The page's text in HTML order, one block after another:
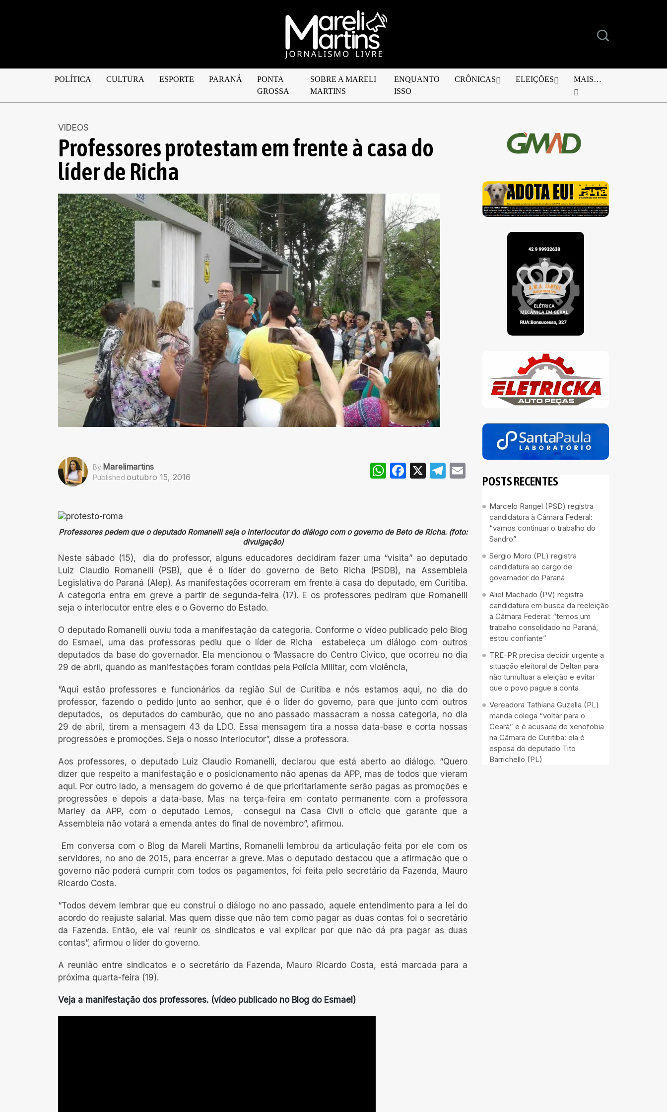
POLÍTICA CULTURA ESPORTE PARANÁ
PONTA
GROSSA
SOBRE A MARELI
MARTINS
ENQUANTO
ISSO
CRÔNICAS ELEIÇÕES MAIS…
VIDEOS
Professores protestam em frente à casa do
líder de Richa
By Marelimartins
Published outubro 15, 2016 WhatsApp
Facebook
X Telegram
Professores pedem que o deputado Romanelli seja o interlocutor do diálogo com o governo de Beto de Richa. (foto:
divulgação)
Neste sábado (15), dia do professor, alguns educadores decidiram fazer uma “visita” ao deputado
Luiz Claudio Romanelli (PSB), que é o líder do governo de Beto Richa (PSDB), na Assembleia
Legislativa do Paraná (Alep). As manifestações ocorreram em frente à casa do deputado, em Curitiba.
A categoria entra em greve a partir de segunda-feira (17). E os professores pediram que Romanelli
seja o interlocutor entre eles e o Governo do Estado.
O deputado Romanelli ouviu toda a manifestação da categoria. Conforme o vídeo publicado pelo Blog
do Esmael, uma das professoras pediu que o líder de Richa estabeleça um diálogo com outros
deputados da base do governador. Ela mencionou o ‘Massacre do Centro Cívico, que ocorreu no dia
29 de abril, quando as manifestações foram contidas pela Polícia Militar, com violência,
“Aqui estão professores e funcionários da região Sul de Curitiba e nós estamos aqui, no dia do
professor, fazendo o pedido junto ao senhor, que é o líder do governo, para que junto com outros
deputados, os deputados do camburão, que no ano passado massacram a nossa categoria, no dia
29 de abril, tirem a mensagem 43 da LDO. Essa mensagem tira a nossa data-base e corta nossas
progressões e promoções. Seja o nosso interlocutor”, disse a professora.
Aos professores, o deputado Luiz Claudio Romanelli, declarou que está aberto ao diálogo. “Quero
dizer que respeito a manifestação e o posicionamento não apenas da APP, mas de todos que vieram
aqui. Por outro lado, a mensagem do governo é de que prioritariamente serão pagas as promoções e
progressões e depois a data-base. Mas na terça-feira em contato permanente com a professora
Marley da APP, com o deputado Lemos, consegui na Casa Civil o oficio que garante que a
Assembleia não votará a emenda antes do final de novembro”, afirmou.
Em conversa com o Blog da Mareli Martins, Romanelli lembrou da articulação feita por ele com os
servidores, no ano de 2015, para encerrar a greve. Mas o deputado destacou que a afirmação que o
governo não poderá cumprir com todos os pagamentos, foi feita pelo secretário da Fazenda, Mauro
Ricardo Costa.
“Todos devem lembrar que eu construí o diálogo no ano passado, aquele entendimento para a lei do
acordo do reajuste salarial. Mas quem disse que não tem como pagar as duas contas foi o secretário
da Fazenda. Então, ele vai reunir os sindicatos e vai explicar por que não dá pra pagar as duas
contas”, afirmou o líder do governo.
A reunião entre sindicatos e o secretário da Fazenda, Mauro Ricardo Costa, está marcada para a
próxima quarta-feira (19).
Veja a manifestação dos professores. (vídeo publicado no Blog do Esmael)
POSTS RECENTES
Marcelo Rangel (PSD) registra
candidatura à Câmara Federal:
“vamos continuar o trabalho do
Sandro”
Sergio Moro (PL) registra
candidatura ao cargo de
governador do Paraná
Aliel Machado (PV) registra
candidatura em busca da reeleição
à Câmara Federal: “temos um
trabalho consolidado no Paraná,
estou confiante”
TRE-PR precisa decidir urgente a
situação eleitoral de Deltan para
não tumultuar a eleição e evitar
que o povo pague a conta
Vereadora Tathiana Guzella (PL)
manda colega “voltar para o
Ceará” e é acusada de xenofobia
na Câmara de Curitiba: ela é
esposa do deputado Tito
Barrichello (PL)